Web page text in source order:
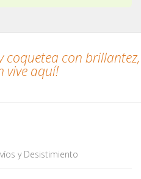
coquetea con brillantez,
vive aquí!
y Desistimiento